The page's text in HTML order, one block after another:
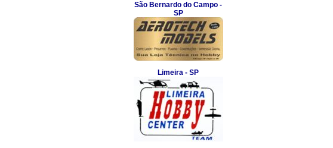
São Bernardo do Campo -
SP
Limeira - SP